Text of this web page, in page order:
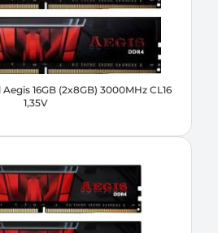
16GB (2x8GB) 3000MHz CL16
1,35V